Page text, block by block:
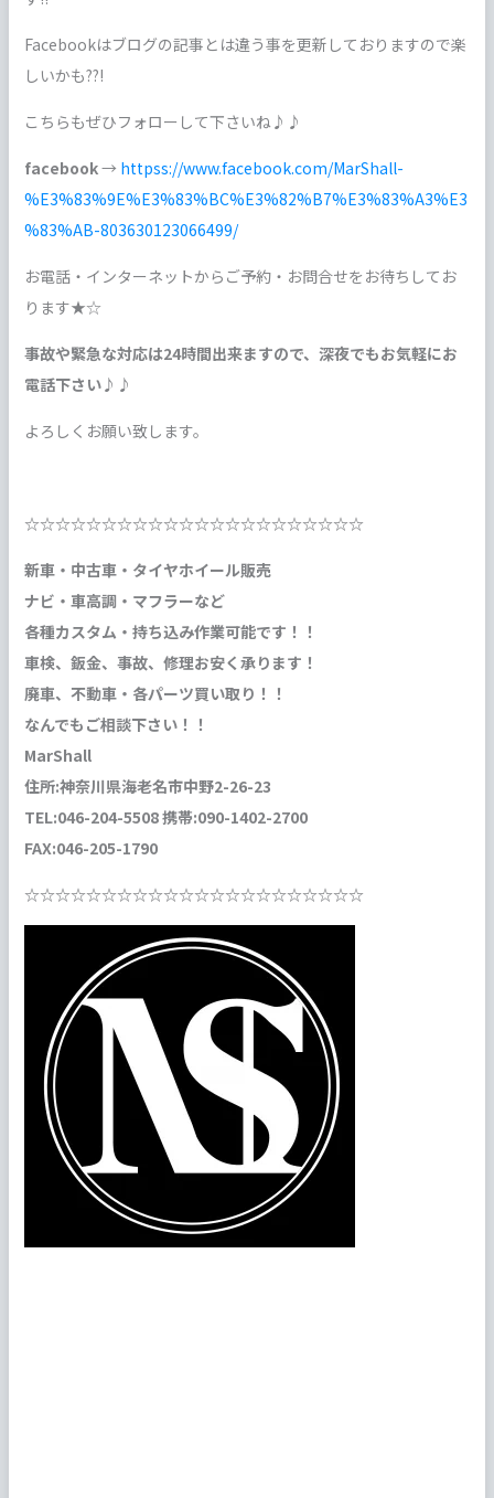
Facebookはブログの記事とは違う事を更新しておりますので楽
しいかも??!
こちらもぜひフォローして下さいね♪♪
facebook→ httpss://www.facebook.com/MarShall-
%E3%83%9E%E3%83%BC%E3%82%B7%E3%83%A3%E3
%83%AB-803630123066499/
お電話・インターネットからご予約・お問合せをお待ちしてお
ります★☆
事故や緊急な対応は24時間出来ますので、深夜でもお気軽にお
電話下さい♪♪
よろしくお願い致します。
☆☆☆☆☆☆☆☆☆☆☆☆☆☆☆☆☆☆☆☆☆☆
新車・中古車・タイヤホイール販売
ナビ・車高調・マフラーなど
各種カスタム・持ち込み作業可能です！！
車検、鈑金、事故、修理お安く承ります！
廃車、不動車・各パーツ買い取り！！
なんでもご相談下さい！！
MarShall
住所:神奈川県海老名市中野2-26-23
TEL:046-204-5508 携帯:090-1402-2700
FAX:046-205-1790
☆☆☆☆☆☆☆☆☆☆☆☆☆☆☆☆☆☆☆☆☆☆